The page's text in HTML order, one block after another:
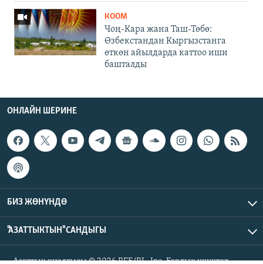
КООМ
Чоң-Кара жана Таш-Төбө:
Өзбекстандан Кыргызстанга
өткөн айылдарда каттоо иши
башталды
ОНЛАЙН ШЕРИНЕ
БИЗ ЖӨНҮНДӨ
"АЗАТТЫКТЫН" САНДЫГЫ
Азаттык үналгысы © 2026 RFE/RL, Inc. Бардык укуктар